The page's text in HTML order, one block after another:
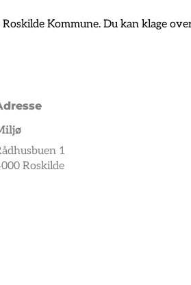
Kommune. Du kan klage
1
Roskilde